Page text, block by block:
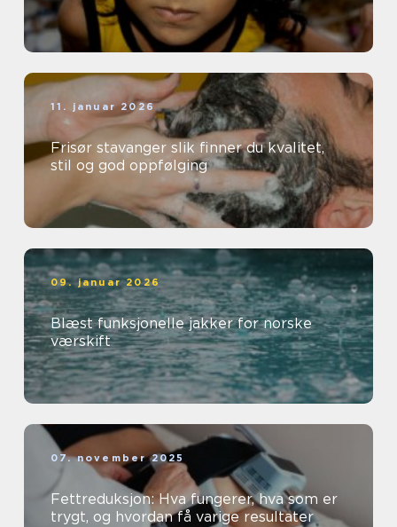
11. januar 2026
Frisør stavanger slik finner du kvalitet,
stil og god oppfølging
09. januar 2026
Blæst funksjonelle jakker for norske
værskift
07. november 2025
Fettreduksjon: Hva fungerer, hva som er
trygt, og hvordan få varige resultater